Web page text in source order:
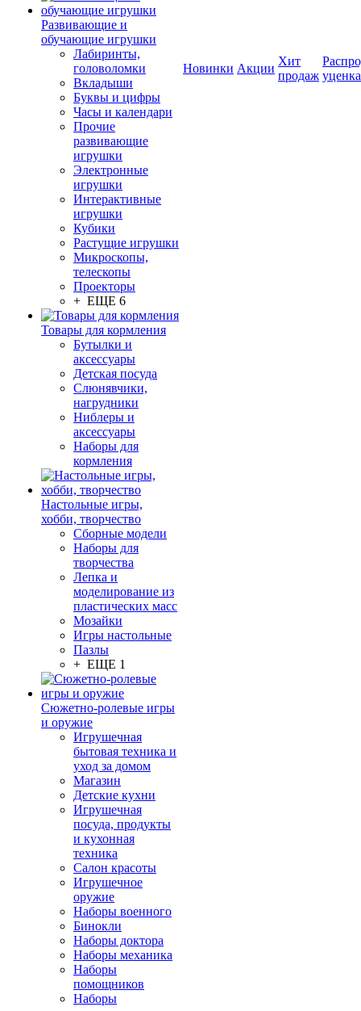
Развивающие и
обучающие игрушки
Лабиринты,
головоломки
Вкладыши
Буквы и цифры
Часы и календари
Прочие
развивающие
игрушки
Электронные
игрушки
Интерактивные
игрушки
Кубики
Растущие игрушки
Микроскопы,
телескопы
Проекторы
+ ЕЩЕ 6
Товары для кормления
Бутылки и
аксессуары
Детская посуда
Слюнявчики,
нагрудники
Ниблеры и
аксессуары
Наборы для
кормления
Настольные игры,
хобби, творчество
Сборные модели
Наборы для
творчества
Лепка и
моделирование из
пластических масс
Мозайки
Игры настольные
Пазлы
+ ЕЩЕ 1
Сюжетно-ролевые игры
и оружие
Игрушечная
бытовая техника и
уход за домом
Магазин
Детские кухни
Игрушечная
посуда, продукты
и кухонная
техника
Салон красоты
Игрушечное
оружие
Наборы военного
Бинокли
Наборы доктора
Наборы механика
Наборы
помощников
Наборы
Новинки Акции
Хит
продаж уценка